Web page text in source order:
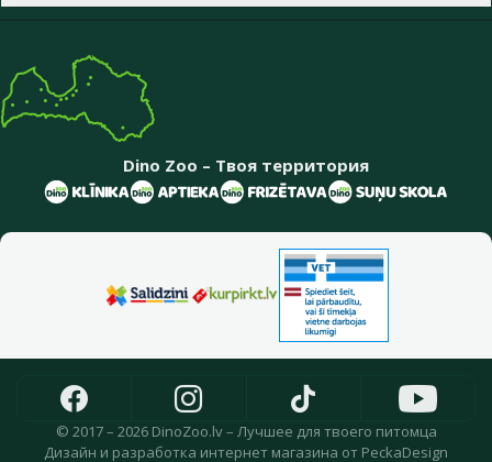
Dino Zoo – Твоя территория
© 2017 – 2026 DinoZoo.lv – Лучшее для твоего питомца
Дизайн и разработка интернет магазина от PeckaDesign